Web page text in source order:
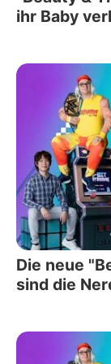
ihr Baby
Die neue
sind die